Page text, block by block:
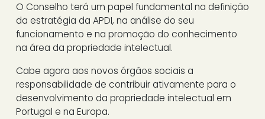
O Conselho terá um papel fundamental na definição
da estratégia da APDI, na análise do seu
funcionamento e na promoção do conhecimento
na área da propriedade intelectual.
Cabe agora aos novos órgãos sociais a
responsabilidade de contribuir ativamente para o
desenvolvimento da propriedade intelectual em
Portugal e na Europa.